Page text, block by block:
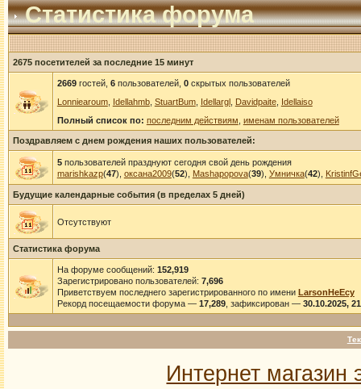
Статистика форума
2675 посетителей за последние 15 минут
2669гостей, 6пользователей, 0скрытых пользователей
Lonniearoum, Idellahmb, StuartBum, Idellargl, Davidpaite, Idellaiso
Полный список по: последним действиям именам пользователей
Поздравляем с днем рождения наших пользователей:
5пользователей празднуют сегодня свой день рождения
marishkazp(47), оксана2009(52), Mashapopova(39), Умничка(42),
Будущие календарные события (в пределах 5 дней)
Отсутствуют
Статистика форума
На форуме сообщений: 152,919
Зарегистрировано пользователей: 7,696
Приветствуем последнего зарегистрированного по имени LarsonHeEcy
Рекорд посещаемости форума — 17,289, зафиксирован — 30.10.2025,
Интернет